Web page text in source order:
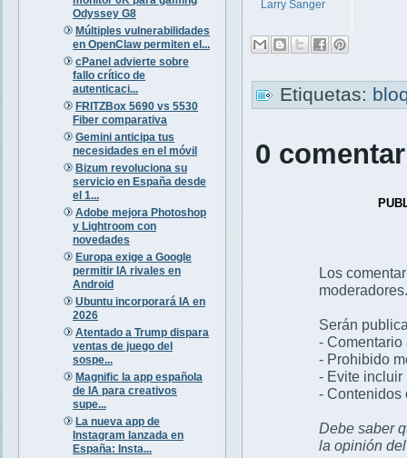
Odyssey G8
Múltiples vulnerabilidades
en OpenClaw permiten el...
cPanel advierte sobre
fallo crítico de
autenticaci...
FRITZBox 5690 vs 5530
Fiber comparativa
Gemini anticipa tus
necesidades en el móvil
Bizum revoluciona su
servicio en España desde
el 1...
Adobe mejora Photoshop
y Lightroom con
novedades
Europa exige a Google
permitir IA rivales en
Android
Ubuntu incorporará IA en
2026
Atentado a Trump dispara
ventas de juego del
sospe...
Magnific la app española
de IA para creativos
supe...
La nueva app de
Instagram lanzada en
España: Insta...
Larry Sanger
Etiquetas:
0
Los
moderadores.
Serán
- Comentario
- Prohibido
- Evite incluir
- Contenidos
Debe saber
la opinión